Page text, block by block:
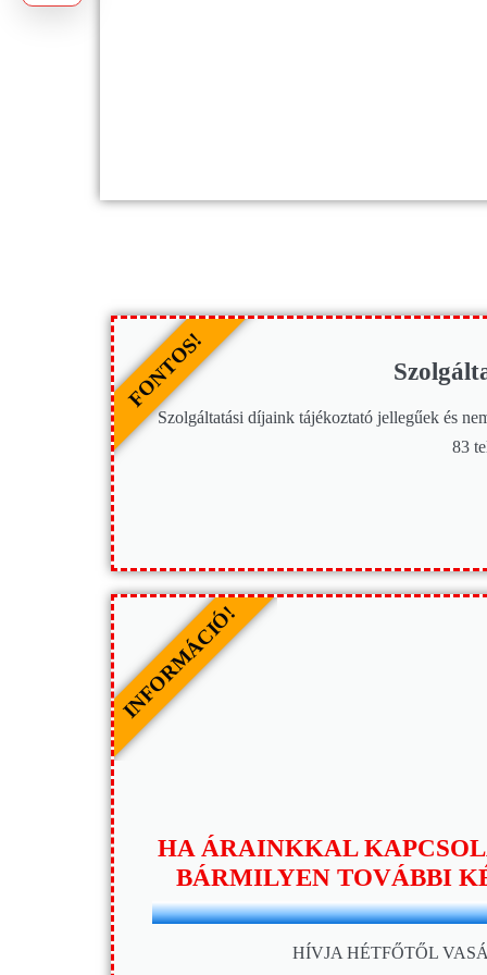
Szolgáltatási díjaink tájékoztató jellegűek és
83
FONTOS!
HA ÁRAINKKAL
BÁRMILYEN TOVÁBBI
HÍVJA HÉTFŐTŐL
INFORMÁCIÓ!